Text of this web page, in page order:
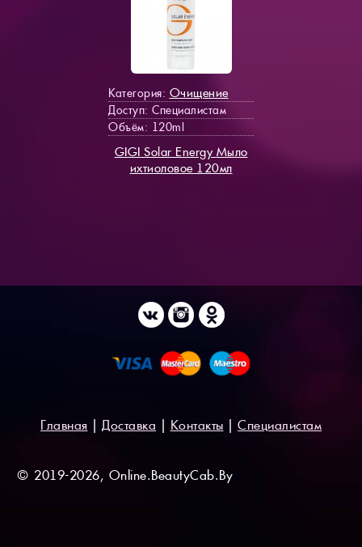
Категория: Очищение
Доступ: Специалистам
Объём: 120ml
GIGI Solar Energy Мыло
ихтиоловое 120мл
Главная Доставка Контакты Специалистам
© 2019-2026, Online.BeautyCab.By